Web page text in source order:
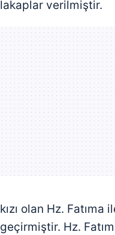
lakaplar verilmiştir.
kızı olan Hz.
geçirmiştir. Hz.